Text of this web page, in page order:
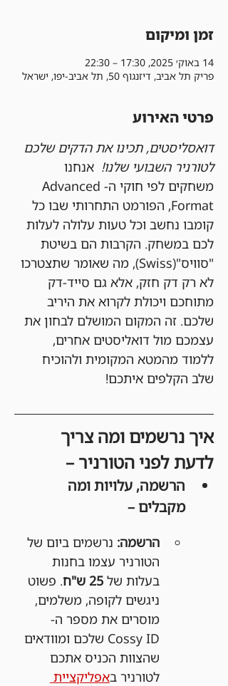
זמן ומיקום
14 באוק׳ 2025, 17:30 – 22:30
פריק תל אביב, דיזנגוף 50, תל אביב-יפו, ישראל
פרטי האירוע
דואסליסטים, תכינו את הדקים שלכם
לטורניר השבועי שלנו!
  אנחנו
משחקים לפי חוקי ה-Advanced
Format, הפורמט התחרותי שבו כל
קומבו נחשב וכל טעות עלולה לעלות
לכם במשחק. הקרבות הם בשיטת
"סוויס"(Swiss), מה שאומר שתצטרכו
לא רק דק חזק, אלא גם סייד-דק
מתוחכם ויכולת לקרוא את היריב
שלכם. זה המקום המושלם לבחון את
עצמכם מול דואליסטים אחרים,
ללמוד מהמטא המקומית ולהוכיח
שלב הקלפים איתכם!
איך נרשמים ומה צריך
לדעת לפני הטורניר –
הרשמה, עלויות ומה
מקבלים –
הרשמה: נרשמים ביום של
הטורניר עצמו בחנות
בעלות של 25 ש"ח
. פשוט
ניגשים לקופה, משלמים,
מוסרים את מספר ה-
Cossy ID שלכם ומוודאים
שהצוות הכניס אתכם
לטורניר באפליקציית